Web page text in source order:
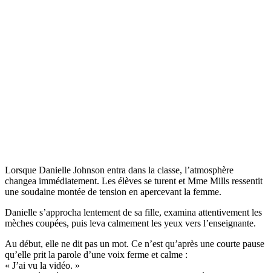
Lorsque Danielle Johnson entra dans la classe, l’atmosphère
changea immédiatement. Les élèves se turent et Mme Mills ressentit
une soudaine montée de tension en apercevant la femme.
Danielle s’approcha lentement de sa fille, examina attentivement les
mèches coupées, puis leva calmement les yeux vers l’enseignante.
Au début, elle ne dit pas un mot. Ce n’est qu’après une courte pause
qu’elle prit la parole d’une voix ferme et calme :
« J’ai vu la vidéo. »